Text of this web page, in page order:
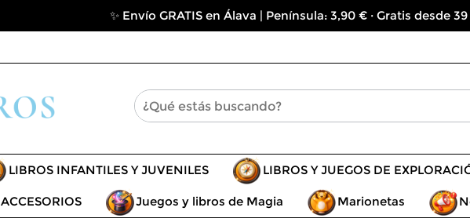
✨ Envío GRATIS en Álava | Península: 3,90 € · Gratis desde
LIBROS INFANTILES Y JUVENILES LIBROS Y JUEGOS DE
ACCESORIOS Juegos y libros de Magia Marionetas